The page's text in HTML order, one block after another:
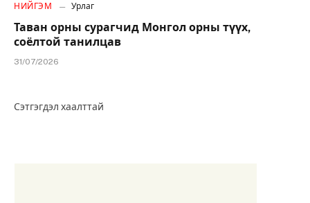
НИЙГЭМ Урлаг
Таван орны сурагчид Монгол орны түүх,
соёлтой танилцав
31/07/2026
Сэтгэгдэл хаалттай